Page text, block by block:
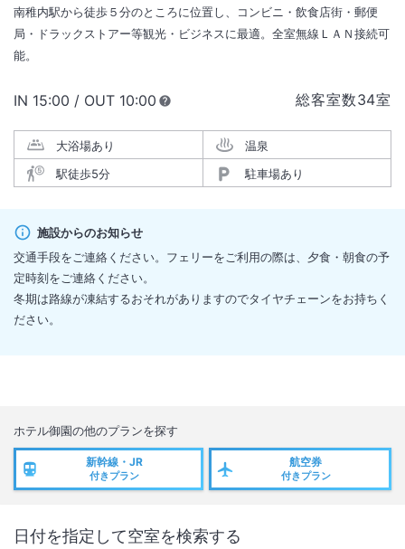
南稚内駅から徒歩５分のところに位置し、コンビニ・飲食店街・郵便
局・ドラックストアー等観光・ビジネスに最適。全室無線ＬＡＮ接続可
能。
総客室数34室
IN チェックイン
15:00 / OUT チェックアウト
10:00
大浴場あり
温泉
駅徒歩5分
駐車場あり
施設からのお知らせ
交通手段をご連絡ください。フェリーをご利用の際は、夕食・朝食の予
定時刻をご連絡ください。
冬期は路線が凍結するおそれがありますのでタイヤチェーンをお持ちく
ださい。
ホテル御園の他のプランを探す
新幹線・JR
付きプラン
航空券
付きプラン
日付を指定して空室を検索する